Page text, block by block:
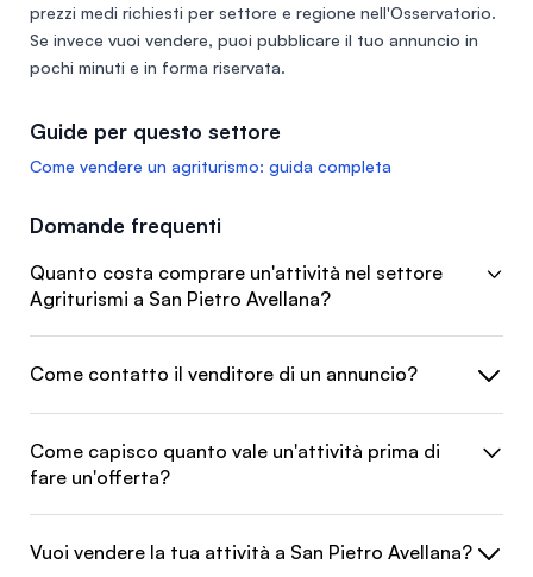
prezzi medi richiesti per settore e regione nell'Osservatorio.
Se invece vuoi vendere, puoi pubblicare il tuo annuncio in
pochi minuti e in forma riservata.
Guide per questo settore
Come vendere un agriturismo: guida completa
Domande frequenti
Quanto costa comprare un'attività nel settore
Agriturismi a San Pietro Avellana?
Come contatto il venditore di un annuncio?
Come capisco quanto vale un'attività prima di
fare un'offerta?
Vuoi vendere la tua attività a San Pietro Avellana?